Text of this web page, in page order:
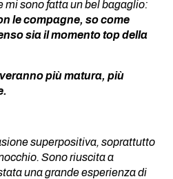
mi sono fatta un bel bagaglio:
le compagne, so come
sia il momento top della
più matura, più
superpositiva, soprattutto
Sono riuscita a
una grande esperienza di